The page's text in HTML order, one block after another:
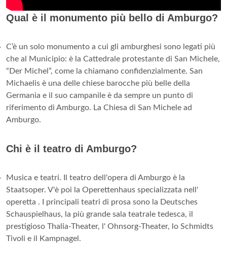
Qual è il monumento più bello di Amburgo?
C’è un solo monumento a cui gli amburghesi sono legati più
che al Municipio: è la Cattedrale protestante di San Michele,
“Der Michel”, come la chiamano confidenzialmente. San
Michaelis è una delle chiese barocche più belle della
Germania e il suo campanile è da sempre un punto di
riferimento di Amburgo. La Chiesa di San Michele ad
Amburgo.
Chi è il teatro di Amburgo?
Musica e teatri. Il teatro dell'opera di Amburgo è la
Staatsoper. V'è poi la Operettenhaus specializzata nell'
operetta . I principali teatri di prosa sono la Deutsches
Schauspielhaus, la più grande sala teatrale tedesca, il
prestigioso Thalia-Theater, l' Ohnsorg-Theater, lo Schmidts
Tivoli e il Kampnagel.